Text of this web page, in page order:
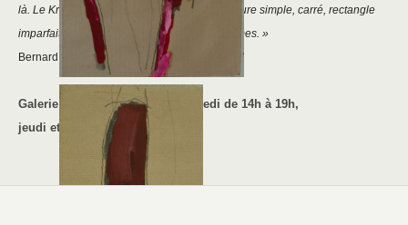
là. Le Kraft apparait, vierge, simple trait ou figure simple, carré, rectangle
imparfaits, hésitants, pré-formes ou entre-formes. »
Bernard BONNET
Galerie ouverte du mardi au samedi de 14h à 19h,
jeudi et dimanche de 11h à 19h.